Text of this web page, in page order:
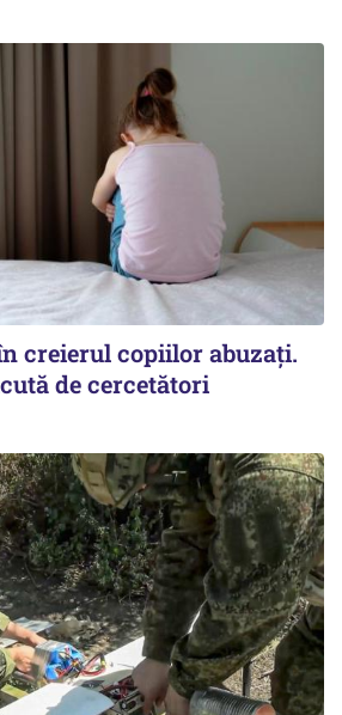
creierul copiilor abuzați.
de cercetători